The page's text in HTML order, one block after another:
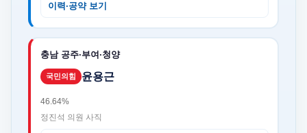
이력·공약 보기
충남 공주·부여·청양
국민의힘 윤용근
46.64%
정진석 의원 사직